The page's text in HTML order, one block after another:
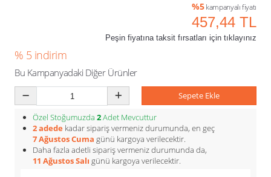
%5kampanyalı fiyatı
457,44 TL
Peşin fiyatına taksit fırsatları için tıklayınız
% 5 indirim
Bu Kampanyadaki Diğer Ürünler
Sepete Ekle
Özel Stoğumuzda 2Adet Mevcuttur
2 adede kadar sipariş vermeniz durumunda, en geç
7 Ağustos Cuma günü kargoya verilecektir.
Daha fazla adetli sipariş vermeniz durumunda da,
11 Ağustos Salı günü kargoya verilecektir.